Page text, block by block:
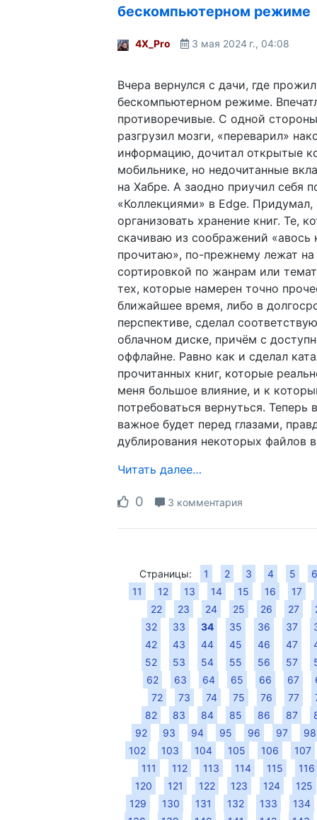
бескомпьютерном режиме
4X_Pro 3 мая 2024 г., 04:08
Вчера вернулся с дачи, где
бескомпьютерном режиме.
противоречивые. С одной
разгрузил мозги, «переварил»
информацию, дочитал открытые
мобильнике, но недочитанные
на Хабре. А заодно приучил себя
«Коллекциями» в Edge. Придумал,
организовать хранение книг. Те,
скачиваю из соображений «авось
прочитаю», по-прежнему лежат
сортировкой по жанрам или
тех, которые намерен точно
ближайшее время, либо в
перспективе, сделал
облачном диске, причём с
оффлайне. Равно как и сделал
прочитанных книг, которые
меня большое влияние, и к
потребоваться вернуться. Теперь
важное будет перед глазами,
дублирования некоторых файлов
Читать далее…
0 3 комментария
Страницы: 1 2 3 4 5
6
11
12 13 14 15 16
17
22
23 24 25 26 27
32
33 34 35 36 37
42
43 44 45 46 47
52
53 54 55 56 57
62
63 64 65 66 67
72
73 74 75 76 77
82
83 84 85 86 87
92
93 94 95 96 97
98
102
103 104 105 106
107
111
112 113 114 115
116
120
121 122 123 124
125
129
130 131 132 133
134